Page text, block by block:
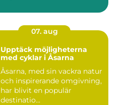
07. aug
Upptäck möjligheterna
med cyklar i Åsarna
Åsarna, med sin vackra natur
och inspirerande omgivning,
har blivit en populär
destinatio...